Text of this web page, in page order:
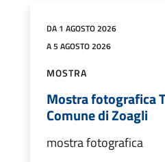
DA 1 AGOSTO 2026
A 5 AGOSTO 2026
MOSTRA
Mostra fotografica
Comune di Zoagli
mostra fotografica